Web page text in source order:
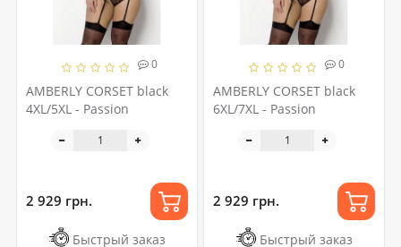
0
AMBERLY CORSET black
4XL/5XL - Passion
2 929 грн.
Быстрый заказ
0
AMBERLY CORSET black
6XL/7XL - Passion
2 929 грн.
Быстрый заказ